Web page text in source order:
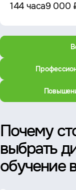
144 часа9 000
Почему
выбрать
обучение